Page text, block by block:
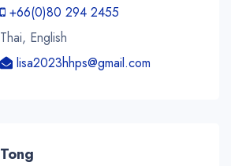
+66(0)80 294 2455
Thai, English
lisa2023hhps@gmail.com
Tong